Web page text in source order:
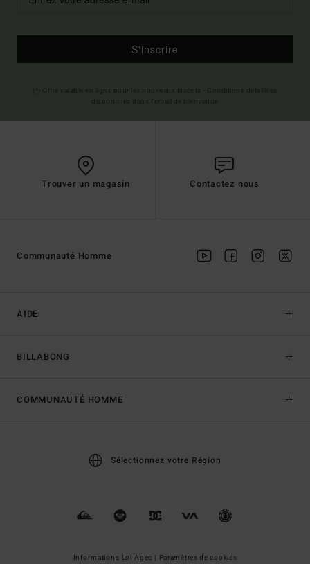
S'inscrire
Trouver un magasin Contactez nous
AIDE
BILLABONG
Communauté Homme
COMMUNAUTÉ HOMME
Sélectionnez votre Région
Informations Loi Agec | Paramètres de cookies